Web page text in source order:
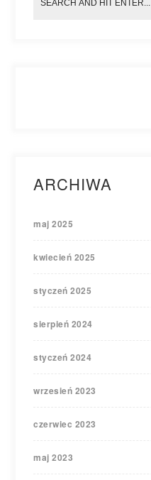
ARCHIWA
maj 2025
kwiecień 2025
styczeń 2025
sierpień 2024
styczeń 2024
wrzesień 2023
czerwiec 2023
maj 2023